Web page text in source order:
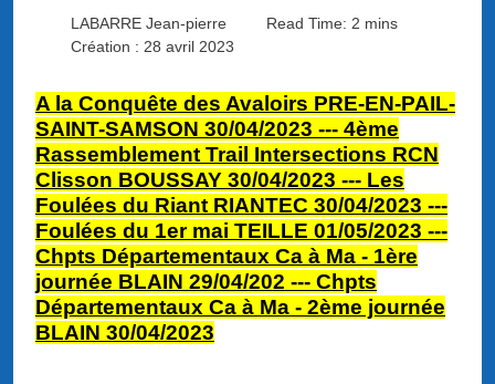
LABARRE Jean-pierre
Read Time: 2 mins
Création : 28 avril 2023
A la Conquête des Avaloirs PRE-EN-PAIL-
SAINT-SAMSON 30/04/2023 --- 4ème
Rassemblement Trail Intersections RCN
Clisson BOUSSAY 30/04/2023 --- Les
Foulées du Riant RIANTEC 30/04/2023 ---
Foul ées du 1er mai TEILLE 01/05/2023 ---
Chpts Départementaux Ca à Ma - 1ère
journée BLAIN 29/04/202 --- Chpts
Départementaux Ca à Ma - 2ème journée
BLAIN 30/04/2023